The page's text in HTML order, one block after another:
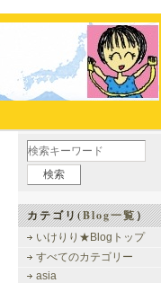
カテゴリ(Blog一覧）
いけりり★Blogトップ
すべてのカテゴリー
asia